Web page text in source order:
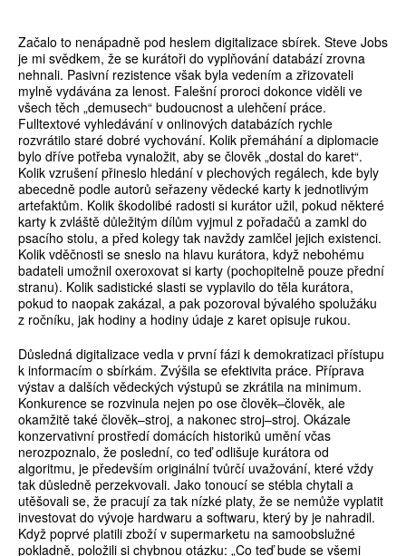
Začalo to nenápadně pod heslem digitalizace sbírek. Steve Jobs
je mi svědkem, že se kurátoři do vyplňování databází zrovna
nehnali. Pasivní rezistence však byla vedením a zřizovateli
mylně vydávána za lenost. Falešní proroci dokonce viděli ve
všech těch „demusech“ budoucnost a ulehčení práce.
Fulltextové vyhledávání v onlinových databázích rychle
rozvrátilo staré dobré vychování. Kolik přemáhání a diplomacie
bylo dříve potřeba vynaložit, aby se člověk „dostal do karet“.
Kolik vzrušení přineslo hledání v plechových regálech, kde byly
abecedně podle autorů seřazeny vědecké karty k jednotlivým
artefaktům. Kolik škodolibé radosti si kurátor užil, pokud některé
karty k zvláště důležitým dílům vyjmul z pořadačů a zamkl do
psacího stolu, a před kolegy tak navždy zamlčel jejich existenci.
Kolik vděčnosti se sneslo na hlavu kurátora, když nebohému
badateli umožnil oxeroxovat si karty (pochopitelně pouze přední
stranu). Kolik sadistické slasti se vyplavilo do těla kurátora,
pokud to naopak zakázal, a pak pozoroval bývalého spolužáku
z ročníku, jak hodiny a hodiny údaje z karet opisuje rukou.
Důsledná digitalizace vedla v první fázi k demokratizaci přístupu
k informacím o sbírkám. Zvýšila se efektivita práce. Příprava
výstav a dalších vědeckých výstupů se zkrátila na minimum.
Konkurence se rozvinula nejen po ose člověk–člověk, ale
okamžitě také člověk–stroj, a nakonec stroj–stroj. Okázale
konzervativní prostředí domácích historiků umění včas
nerozpoznalo, že poslední, co teď odlišuje kurátora od
algoritmu, je především originální tvůrčí uvažování, které vždy
tak důsledně perzekvovali. Jako tonoucí se stébla chytali a
utěšovali se, že pracují za tak nízké platy, že se nemůže vyplatit
investovat do vývoje hardwaru a softwaru, který by je nahradil.
Když poprvé platili zboží v supermarketu na samoobslužné
pokladně, položili si chybnou otázku: „Co teď bude se všemi